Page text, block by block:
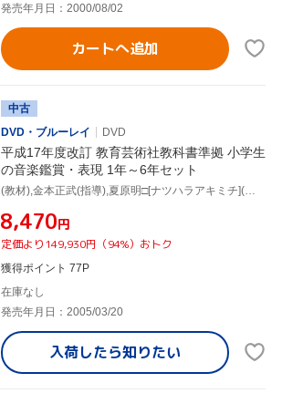
発売年月日：2000/08/02
カートへ追加
中古
DVD・ブルーレイ
DVD
平成17年度改訂 教育芸術社教科書準拠 小学生
の音楽鑑賞・表現 1年～6年セット
(教材),金本正武(指導),夏原明□[ナツハラアキミチ](監修)
¥8,470円
定価より149,930円（94%）おトク
獲得ポイント 77P
在庫なし
発売年月日：2005/03/20
入荷したら知りたい